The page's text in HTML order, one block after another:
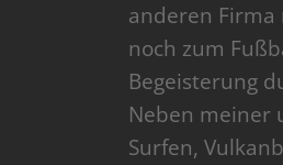
anderen Firma
noch zum
Begeisterung
Neben meiner
Surfen,